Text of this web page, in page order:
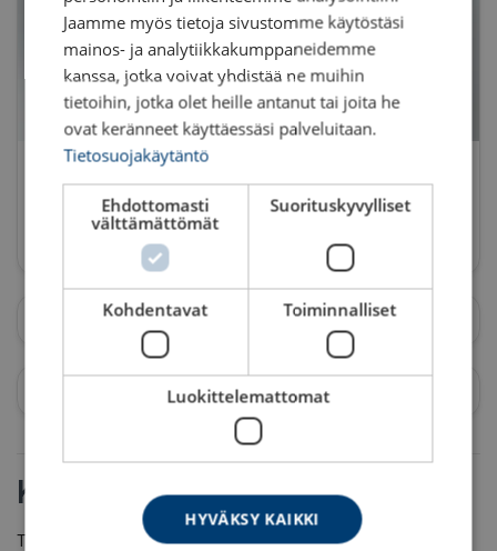
Koulutusvideot
Katso videot
Koulutukset
Tuotteiden oikeaoppinen ja turvallinen käyttö on tärkeää, jotta
Jaamme myös tietoja sivustomme käytöstäsi
mainos- ja analytiikkakumppaneidemme
kanssa, jotka voivat yhdistää ne muihin
tietoihin, jotka olet heille antanut tai joita he
ovat keränneet käyttäessäsi palveluitaan.
Tietosuojakäytäntö
Ehdottomasti
välttämättömät
Suorituskyvylliset
Kohdentavat Toiminnalliset
Luokittelemattomat
HYVÄKSY KAIKKI